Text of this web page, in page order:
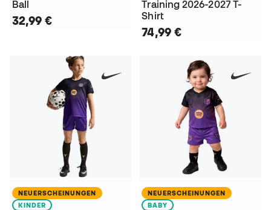
Ball
32,99 €
Training 2026-2027 T-
Shirt
74,99 €
NEUERSCHEINUNGEN
KINDER
NEUERSCHEINUNGEN
BABY